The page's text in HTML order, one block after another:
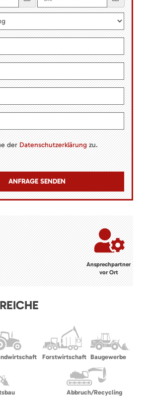
derDatenschutzerklärungzu.
Ansprechpartner
vor Ort
Forstwirtschaft Baugewerbe
Abbruch/Recycling